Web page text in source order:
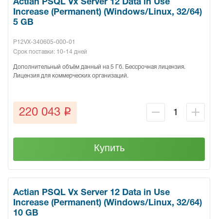
Actian PSQL Vx Server 12 Data in Use
Increase (Permanent) (Windows/Linux, 32/64)
5 GB
P12VX-340605-000-01
Срок поставки: 10-14 дней
Дополнительный объём данный на 5 Гб. Бессрочная лицензия.
Лицензия для коммерческих организаций.
220 043 q
Купить
Actian PSQL Vx Server 12 Data in Use
Increase (Permanent) (Windows/Linux, 32/64)
10 GB